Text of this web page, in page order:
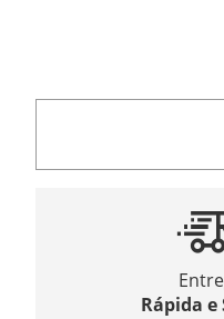
Rápida e